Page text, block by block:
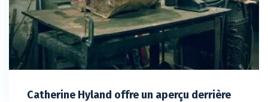
Catherine Hyland offre un aperçu derrière